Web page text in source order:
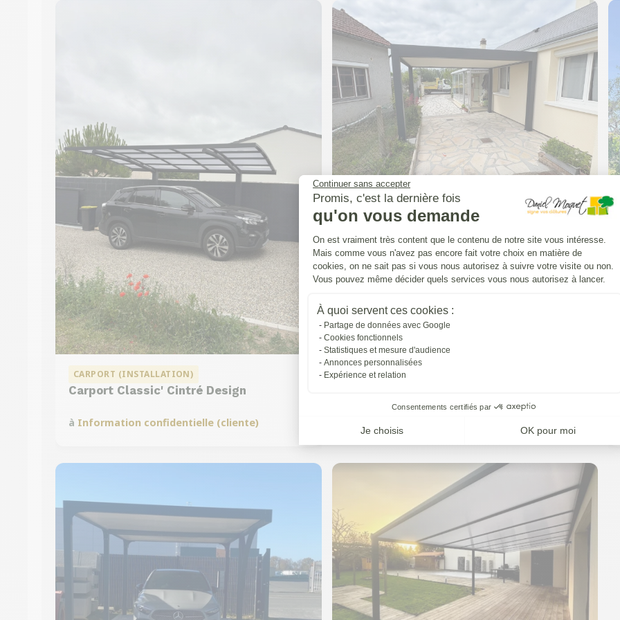
Continuer sans accepter
Promis, c'est la dernière fois
qu'on vous demande
Plateforme de Gestion du
On est vraiment très content que le contenu de notre site vous intéresse.
Mais comme vous n'avez pas encore fait votre choix en matière de
cookies, on ne sait pas si vous nous autorisez à suivre votre visite ou non.
Vous pouvez même décider quels services vous nous autorisez à lancer.
À quoi servent ces cookies :
Partage de données avec Google
Cookies fonctionnels
Statistiques et mesure d'audience
Annonces personnalisées
Expérience et relation
Consentements certifiés par
Je choisis OK pour moi
Axeptio consent
CARPORT (INSTALLATION)
Carport Classic' Cintré Design
à Information confidentielle (cliente)
CARPORT (INSTALLATION)
Carport Classic'
àMorée